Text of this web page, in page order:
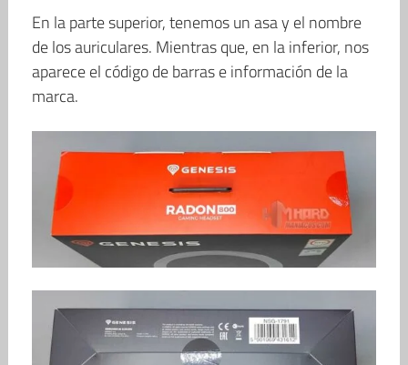
En la parte superior, tenemos un asa y el nombre
de los auriculares. Mientras que, en la inferior, nos
aparece el código de barras e información de la
marca.